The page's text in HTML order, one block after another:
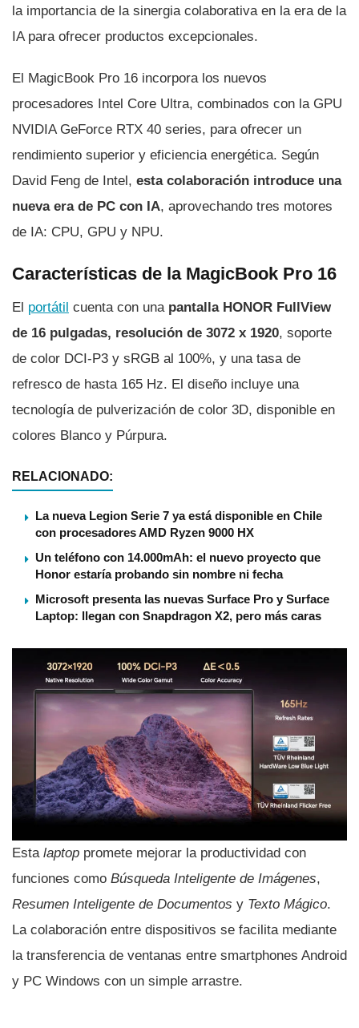
la importancia de la sinergia colaborativa en la era de la
IA para ofrecer productos excepcionales.
El MagicBook Pro 16 incorpora los nuevos
procesadores Intel Core Ultra, combinados con la GPU
NVIDIA GeForce RTX 40 series, para ofrecer un
rendimiento superior y eficiencia energética. Según
David Feng de Intel, esta colaboración introduce una
nueva era de PC con IA, aprovechando tres motores
de IA: CPU, GPU y NPU.
Características de la MagicBook Pro 16
El portátil cuenta con una pantalla HONOR FullView
de 16 pulgadas, resolución de 3072 x 1920, soporte
de color DCI-P3 y sRGB al 100%, y una tasa de
refresco de hasta 165 Hz. El diseño incluye una
tecnología de pulverización de color 3D, disponible en
colores Blanco y Púrpura.
RELACIONADO:
La nueva Legion Serie 7 ya está disponible en Chile
con procesadores AMD Ryzen 9000 HX
Un teléfono con 14.000mAh: el nuevo proyecto que
Honor estaría probando sin nombre ni fecha
Microsoft presenta las nuevas Surface Pro y Surface
Laptop: llegan con Snapdragon X2, pero más caras
Esta laptop promete mejorar la productividad con
funciones como Búsqueda Inteligente de Imágenes,
Resumen Inteligente de Documentos y Texto Mágico.
La colaboración entre dispositivos se facilita mediante
la transferencia de ventanas entre smartphones Android
y PC Windows con un simple arrastre.